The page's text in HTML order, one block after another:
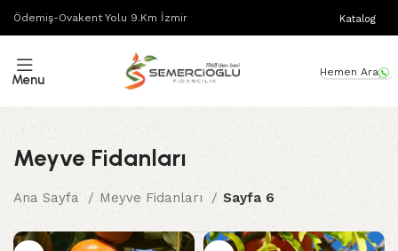
Ödemiş-Ovakent Yolu 9.Km İzmir Katalog
Menu Hemen Ara
Meyve Fidanları
Ana Sayfa Meyve Fidanları Sayfa 6